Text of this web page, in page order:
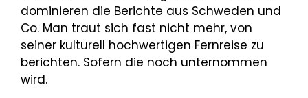
dominieren die Berichte aus Schweden und
Co. Man traut sich fast nicht mehr, von
seiner kulturell hochwertigen Fernreise zu
berichten. Sofern die noch unternommen
wird.